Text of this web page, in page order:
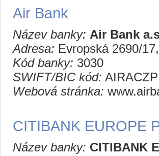
Air Bank
Název banky: Air Bank
Adresa: Evropská 2690/
Kód banky: 3030
SWIFT/BIC kód:
Webová stránka:
CITIBANK EUROPE
Název banky: CITIBANK